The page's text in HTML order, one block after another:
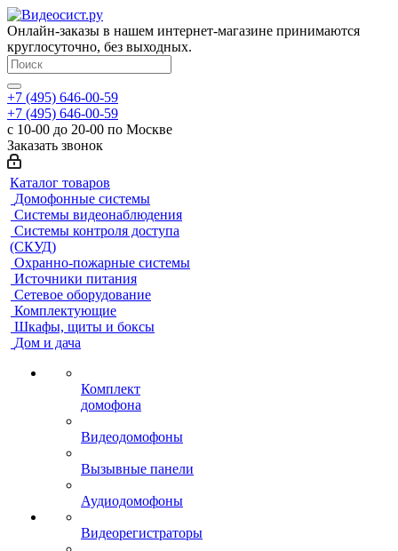
Онлайн-заказы в нашем интернет-магазине принимаются
круглосуточно, без выходных.
+7 (495) 646-00-59
+7 (495) 646-00-59
с 10-00 до 20-00 по Москве
Заказать звонок
Каталог товаров
Домофонные системы
Системы видеонаблюдения
Системы контроля доступа
(СКУД)
Охранно-пожарные системы
Источники питания
Сетевое оборудование
Комплектующие
Шкафы, щиты и боксы
Дом и дача
Комплект
домофона
Видеодомофоны
Вызывные панели
Аудиодомофоны
Видеорегистраторы